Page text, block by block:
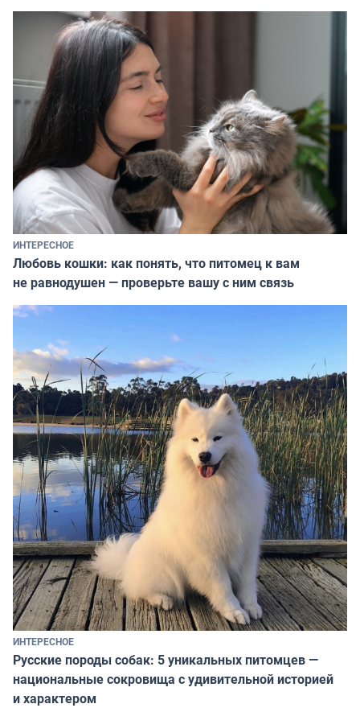
ИНТЕРЕСНОЕ
Любовь кошки: как понять, что питомец к вам
не равнодушен — проверьте вашу с ним связь
ИНТЕРЕСНОЕ
Русские породы собак: 5 уникальных питомцев —
национальные сокровища с удивительной историей
и характером